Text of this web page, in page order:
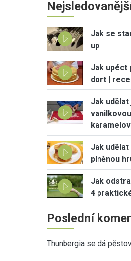
Jak se
up
Jak upéct
dort |
Jak
Jak
plněnou
Jak
4
Poslední
Thunbergia se dá